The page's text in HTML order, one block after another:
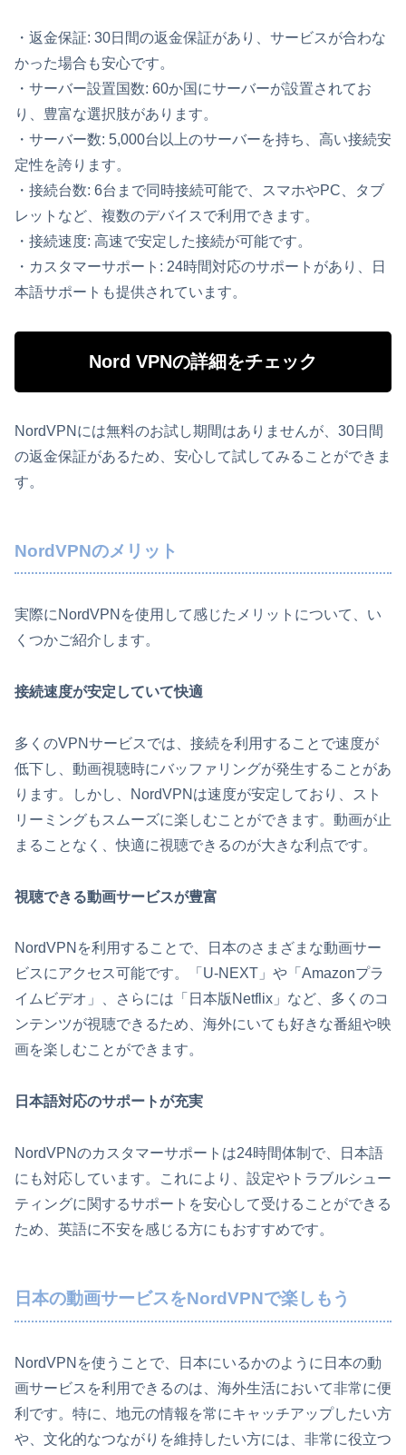
・返金保証: 30日間の返金保証があり、サービスが合わな
かった場合も安心です。
・サーバー設置国数: 60か国にサーバーが設置されてお
り、豊富な選択肢があります。
・サーバー数: 5,000台以上のサーバーを持ち、高い接続安
定性を誇ります。
・接続台数: 6台まで同時接続可能で、スマホやPC、タブ
レットなど、複数のデバイスで利用できます。
・接続速度: 高速で安定した接続が可能です。
・カスタマーサポート: 24時間対応のサポートがあり、日
本語サポートも提供されています。
Nord VPNの詳細をチェック
NordVPNには無料のお試し期間はありませんが、30日間
の返金保証があるため、安心して試してみることができま
す。
NordVPNのメリット
実際にNordVPNを使用して感じたメリットについて、い
くつかご紹介します。
接続速度が安定していて快適
多くのVPNサービスでは、接続を利用することで速度が
低下し、動画視聴時にバッファリングが発生することがあ
ります。しかし、NordVPNは速度が安定しており、スト
リーミングもスムーズに楽しむことができます。動画が止
まることなく、快適に視聴できるのが大きな利点です。
視聴できる動画サービスが豊富
NordVPNを利用することで、日本のさまざまな動画サー
ビスにアクセス可能です。「U-NEXT」や「Amazonプラ
イムビデオ」、さらには「日本版Netflix」など、多くのコ
ンテンツが視聴できるため、海外にいても好きな番組や映
画を楽しむことができます。
日本語対応のサポートが充実
NordVPNのカスタマーサポートは24時間体制で、日本語
にも対応しています。これにより、設定やトラブルシュー
ティングに関するサポートを安心して受けることができる
ため、英語に不安を感じる方にもおすすめです。
日本の動画サービスをNordVPNで楽しもう
NordVPNを使うことで、日本にいるかのように日本の動
画サービスを利用できるのは、海外生活において非常に便
利です。特に、地元の情報を常にキャッチアップしたい方
や、文化的なつながりを維持したい方には、非常に役立つ